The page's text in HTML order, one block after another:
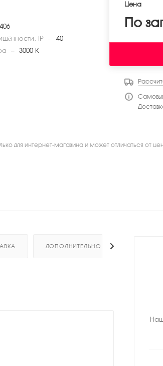
IP
—
40
—
3000 К
Цена
По
для интернет-магазина и может отличаться от
ДОПОЛНИТЕЛЬНО